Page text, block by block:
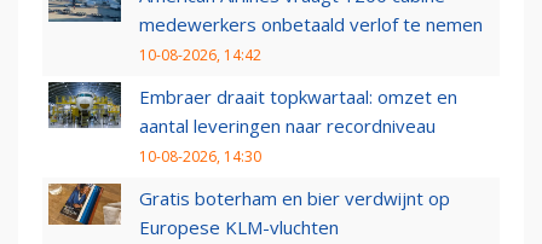
medewerkers onbetaald verlof te nemen
10-08-2026, 14:42
Embraer draait topkwartaal: omzet en
aantal leveringen naar recordniveau
10-08-2026, 14:30
Gratis boterham en bier verdwijnt op
Europese KLM-vluchten